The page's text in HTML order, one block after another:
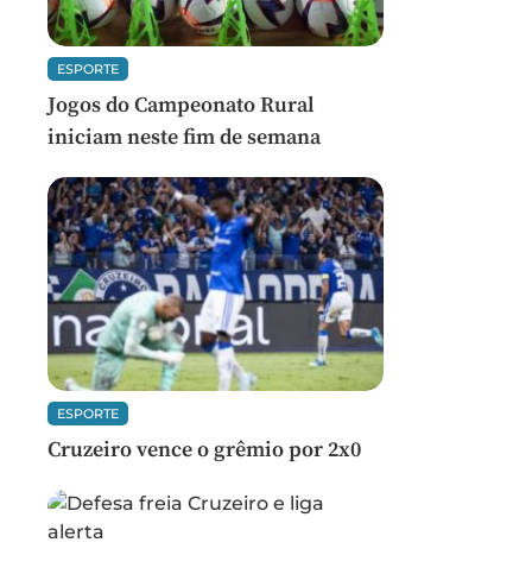
ESPORTE
Jogos do Campeonato Rural
iniciam neste fim de semana
ESPORTE
Cruzeiro vence o grêmio por 2x0